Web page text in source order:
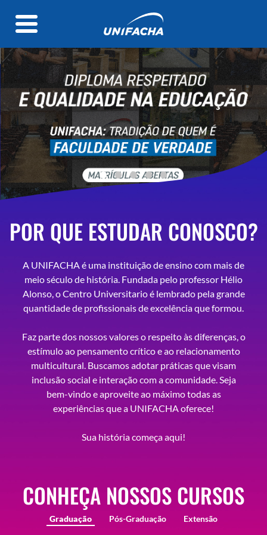
POR QUE ESTUDAR CONOSCO?
A UNIFACHA é uma instituição de ensino com mais de
meio século de história. Fundada pelo professor Hélio
Alonso, o Centro Universitario é lembrado pela grande
quantidade de profissionais de excelência que formou.
Faz parte dos nossos valores o respeito às diferenças, o
estímulo ao pensamento crítico e ao relacionamento
multicultural. Buscamos adotar práticas que visam
inclusão social e interação com a comunidade. Seja
bem-vindo e aproveite ao máximo todas as
experiências que a UNIFACHA oferece!
Sua história começa aqui!
CONHEÇA NOSSOS CURSOS
Graduação Pós-Graduação Extensão